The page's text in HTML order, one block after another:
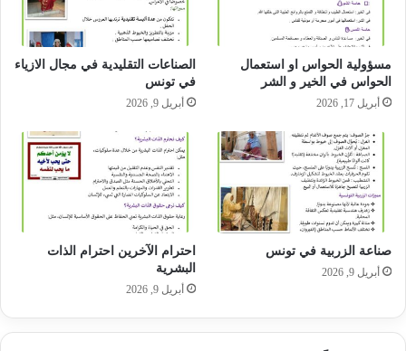
مسؤولية الحواس او استعمال
الحواس في الخير و الشر
أبريل 17, 2026
الصناعات التقليدية في مجال الازياء
في تونس
أبريل 9, 2026
صناعة الزربية في تونس
أبريل 9, 2026
احترام الآخرين احترام الذات
البشرية
أبريل 9, 2026